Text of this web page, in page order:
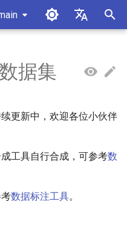
English
高性能推理
推理引擎与配置说明
自部署服务化
PaddleOCR 官方 API
Android 部署
iOS 部署
获取ONNX模型
打包 PaddleOCR 项目
据集
更新中，欢迎各位小伙伴
工具自行合成，可参考数
数据标注工具。